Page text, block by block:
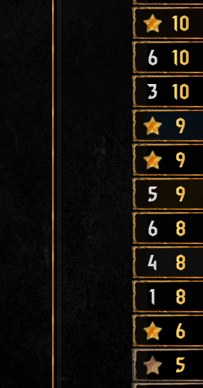
10
6 10
3 10
9
9
5 9
6 8
4 8
1 8
6
5